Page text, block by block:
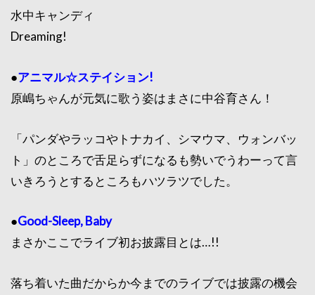
水中キャンディ
Dreaming!
●アニマル☆ステイション!
原嶋ちゃんが元気に歌う姿はまさに中谷育さん！
「パンダやラッコやトナカイ、シマウマ、ウォンバッ
ト」のところで舌足らずになるも勢いでうわーって言
いきろうとするところもハツラツでした。
●Good-Sleep, Baby
まさかここでライブ初お披露目とは…!!
落ち着いた曲だからか今までのライブでは披露の機会